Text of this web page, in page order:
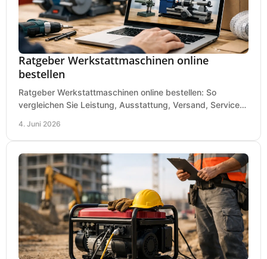
Ratgeber Werkstattmaschinen online
bestellen
Ratgeber Werkstattmaschinen online bestellen: So
vergleichen Sie Leistung, Ausstattung, Versand, Service
4. Juni 2026